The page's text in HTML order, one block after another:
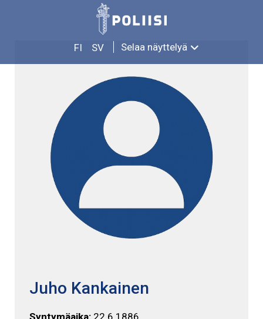
FI SV Selaa näyttelyä
JUHO KANKAINEN
Juho Kankainen
Syntymäaika: 22.6.1886